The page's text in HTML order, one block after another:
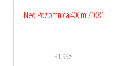
Neo Poziomnica 40Cm 71081
31,99zł